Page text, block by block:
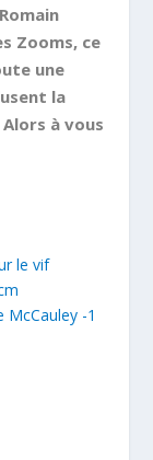
Zooms, ce
une
la
à vous